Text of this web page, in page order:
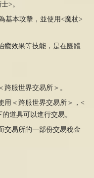
>。
基本攻擊，並使用<魔杖>
癒效果等技能，是在團體
服世界交易所＞。
用＜跨服世界交易所＞，<
道具可以進行交易。
交易所的一部份交易稅金